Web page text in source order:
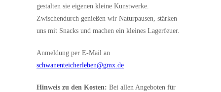
gestalten sie eigenen kleine Kunstwerke.
Zwischendurch genießen wir Naturpausen, stärken
uns mit Snacks und machen ein kleines Lagerfeuer.
Anmeldung per E-Mail an
schwanenteicherleben@gmx.de
Hinweis zu den Kosten: Bei allen Angeboten für